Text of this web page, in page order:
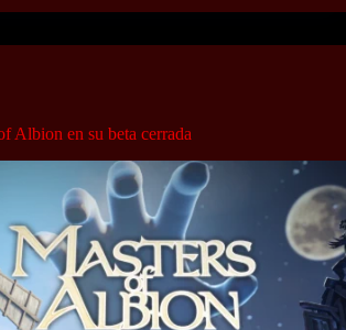
Albion en su beta cerrada